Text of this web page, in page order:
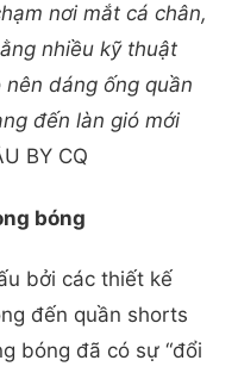
nơi mắt cá chân,
nhiều kỹ thuật
dáng ống quần
đến làn gió mới
BY CQ
bóng
bởi các thiết kế
đến quần shorts
bóng đã có sự “đổi